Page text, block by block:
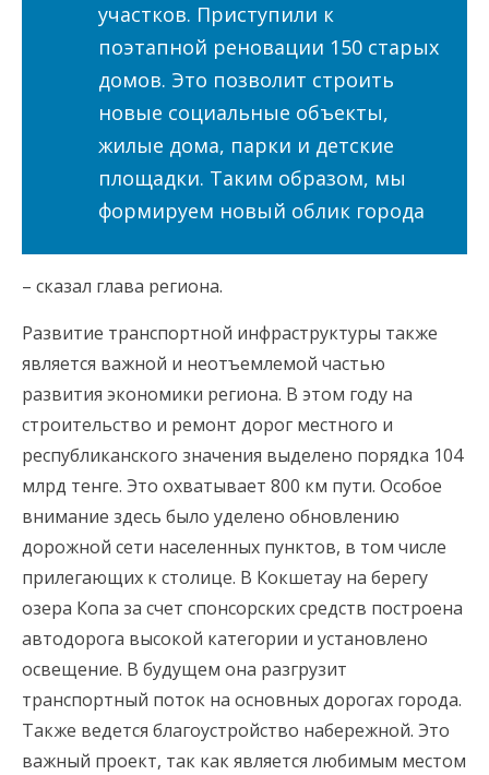
участков. Приступили к
поэтапной реновации 150 старых
домов. Это позволит строить
новые социальные объекты,
жилые дома, парки и детские
площадки. Таким образом, мы
формируем новый облик города
– сказал глава региона.
Развитие транспортной инфраструктуры также
является важной и неотъемлемой частью
развития экономики региона. В этом году на
строительство и ремонт дорог местного и
республиканского значения выделено порядка 104
млрд тенге. Это охватывает 800 км пути. Особое
внимание здесь было уделено обновлению
дорожной сети населенных пунктов, в том числе
прилегающих к столице. В Кокшетау на берегу
озера Копа за счет спонсорских средств построена
автодорога высокой категории и установлено
освещение. В будущем она разгрузит
транспортный поток на основных дорогах города.
Также ведется благоустройство набережной. Это
важный проект, так как является любимым местом